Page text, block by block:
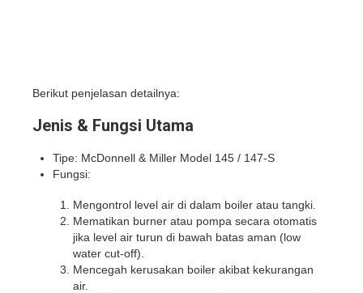
Berikut penjelasan detailnya:
Jenis & Fungsi Utama
Tipe: McDonnell & Miller Model 145 / 147-S
Fungsi:
Mengontrol level air di dalam boiler atau tangki.
Mematikan burner atau pompa secara otomatis
jika level air turun di bawah batas aman (low
water cut-off).
Mencegah kerusakan boiler akibat kekurangan
air.